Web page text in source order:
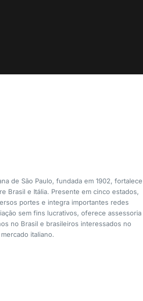
de São Paulo, fundada em 1902, fortalece
Brasil e Itália. Presente em cinco estados,
portes e integra importantes redes
sem fins lucrativos, oferece assessoria
no Brasil e brasileiros interessados no
mercado italiano.